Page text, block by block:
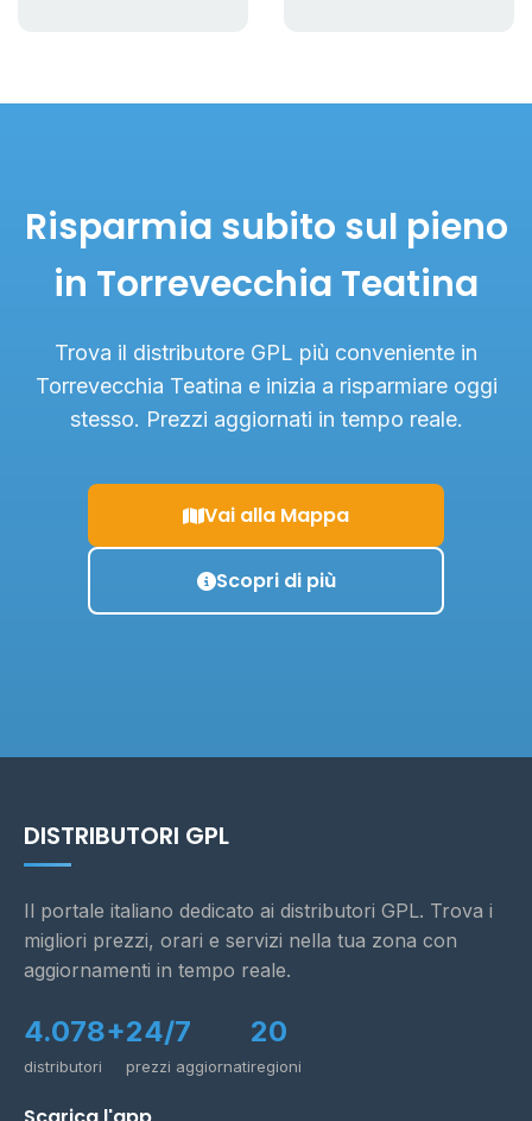
Risparmia subito sul pieno
in Torrevecchia Teatina
Trova il distributore GPL più conveniente in
Torrevecchia Teatina e inizia a risparmiare oggi
stesso. Prezzi aggiornati in tempo reale.
Vai alla Mappa
Scopri di più
DISTRIBUTORI GPL
Il portale italiano dedicato ai distributori GPL. Trova i
migliori prezzi, orari e servizi nella tua zona con
aggiornamenti in tempo reale.
4.078+
distributori
24/7
prezzi aggiornati
20
regioni